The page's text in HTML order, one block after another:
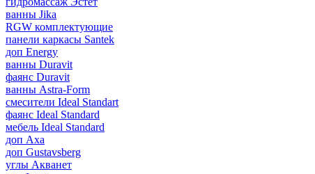
ванны Jika
RGW комплектующие
панели каркасы Santek
доп Energy
ванны Duravit
фаянс Duravit
ванны Astra-Form
смесители Ideal Standart
фаянс Ideal Standard
мебель Ideal Standard
доп Axa
доп Gustavsberg
углы Акванет